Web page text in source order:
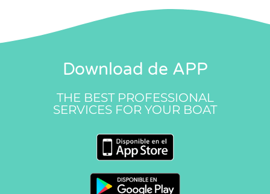
Download de APP
THE BEST PROFESSIONAL
SERVICES FOR YOUR BOAT